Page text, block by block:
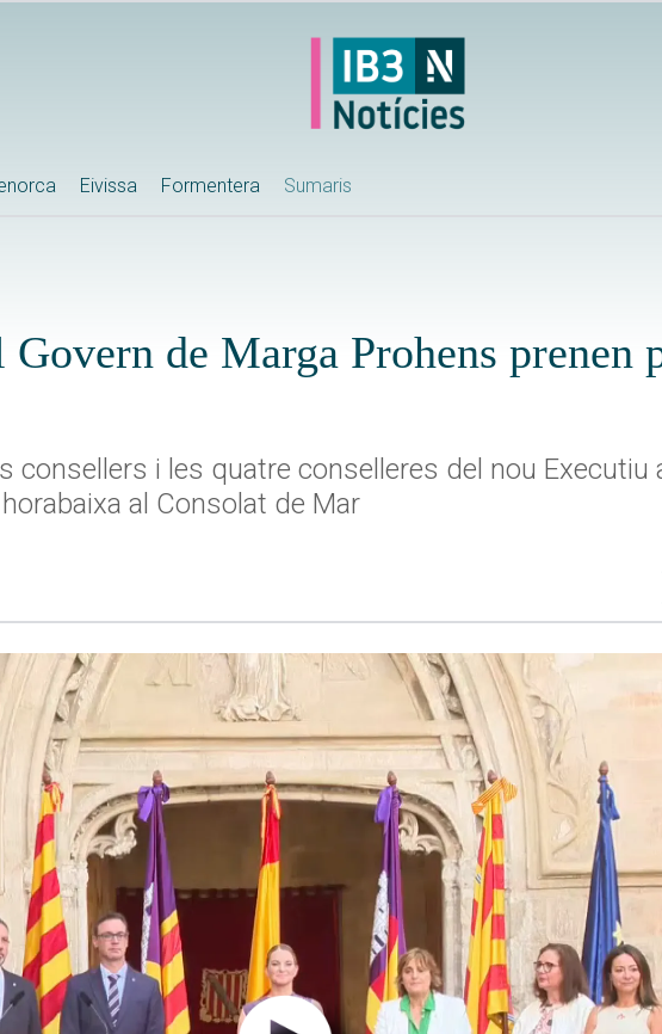
Eivissa Formentera Sumaris
de Marga Prohens prenen
consellers i les quatre conselleres del nou Executiu
al Consolat de Mar